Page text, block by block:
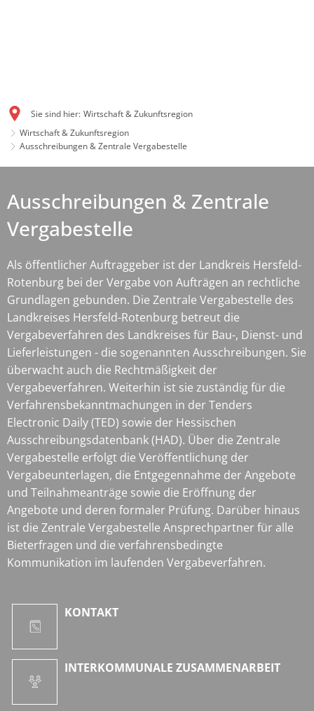
Sie sind hier: Wirtschaft & Zukunftsregion
Wirtschaft & Zukunftsregion
Ausschreibungen & Zentrale Vergabestelle
Ausschreibungen & Zentrale
Vergabestelle
Als öffentlicher Auftraggeber ist der Landkreis Hersfeld-
Rotenburg bei der Vergabe von Aufträgen an rechtliche
Grundlagen gebunden. Die Zentrale Vergabestelle des
Landkreises Hersfeld-Rotenburg betreut die
Vergabeverfahren des Landkreises für Bau-, Dienst- und
Lieferleistungen - die sogenannten Ausschreibungen. Sie
überwacht auch die Rechtmäßigkeit der
Vergabeverfahren. Weiterhin ist sie zuständig für die
Verfahrensbekanntmachungen in der Tenders
Electronic Daily (TED) sowie der Hessischen
Ausschreibungsdatenbank (HAD). Über die Zentrale
Vergabestelle erfolgt die Veröffentlichung der
Vergabeunterlagen, die Entgegennahme der Angebote
und Teilnahmeanträge sowie die Eröffnung der
Angebote und deren formaler Prüfung. Darüber hinaus
ist die Zentrale Vergabestelle Ansprechpartner für alle
Bieterfragen und die verfahrensbedingte
Kommunikation im laufenden Vergabeverfahren.
KONTAKT
INTERKOMMUNALE ZUSAMMENARBEIT